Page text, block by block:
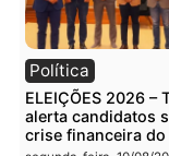
A Polícia Militar
externo do
distribuídos em
prevenindo
Além dos